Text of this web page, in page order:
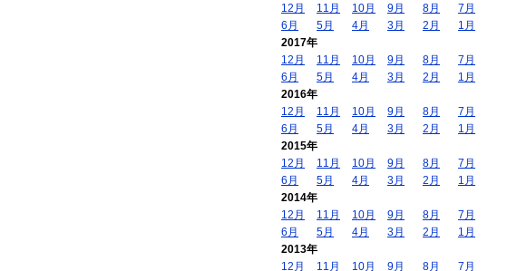
12月
11月 10月 9月 8月
7月
6月
5月 4月 3月 2月
1月
2017年
12月
11月 10月 9月 8月
7月
6月
5月 4月 3月 2月
1月
2016年
12月
11月 10月 9月 8月
7月
6月
5月 4月 3月 2月
1月
2015年
12月
11月 10月 9月 8月
7月
6月
5月 4月 3月 2月
1月
2014年
12月
11月 10月 9月 8月
7月
6月
5月 4月 3月 2月
1月
2013年
12月
11月 10月 9月 8月 7月